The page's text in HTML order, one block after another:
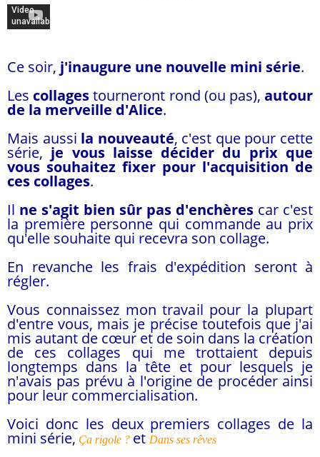
Ce soir, j'inaugure une nouvelle mini série.
Les collagestourneront rond (ou pas),autour
de la merveille d'Alice.
Mais aussi la nouveauté, c'est que pour cette
série, je vous laisse décider du prix que
vous souhaitez fixer pour l'acquisition de
ces collages.
Il ne s'agit bien sûr pas d'enchères car c'est
la première personne qui commande au prix
qu'elle souhaite qui recevra son collage.
En revanche les frais d'expédition seront à
régler.
Vous connaissez mon travail pour la plupart
d'entre vous, mais je précise toutefois que j'ai
mis autant de cœur et de soin dans la création
de ces collages qui me trottaient depuis
longtemps dans la tête et pour lesquels je
n'avais pas prévu à l'origine de procéder ainsi
pour leur commercialisation.
Voici donc les deux premiers collages de la
mini série, Ça rigole ? et Dans ses rêves